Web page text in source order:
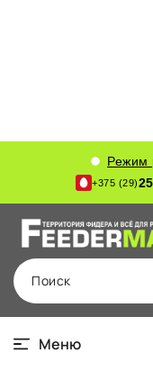
Режим
+375 (29)
Поиск
Меню